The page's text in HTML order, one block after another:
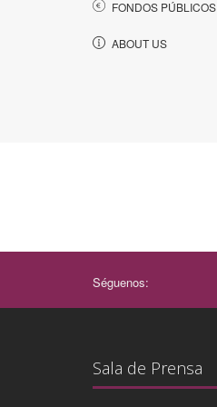
FONDOS PÚBLICOS
ABOUT US
Séguenos:
Sala de Prensa